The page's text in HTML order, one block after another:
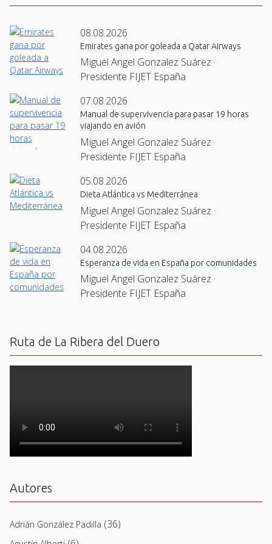
08.08.2026
Emirates gana por goleada a Qatar Airways
Miguel Angel Gonzalez Suárez ·
Presidente FIJET España
07.08.2026
Manual de supervivencia para pasar 19 horas
viajando en avión
Miguel Angel Gonzalez Suárez ·
Presidente FIJET España
05.08.2026
Dieta Atlántica vs Mediterránea
Miguel Angel Gonzalez Suárez ·
Presidente FIJET España
04.08.2026
Esperanza de vida en España por comunidades
Miguel Angel Gonzalez Suárez ·
Presidente FIJET España
Ruta de La Ribera del Duero
Autores
Adrián González Padilla (36)